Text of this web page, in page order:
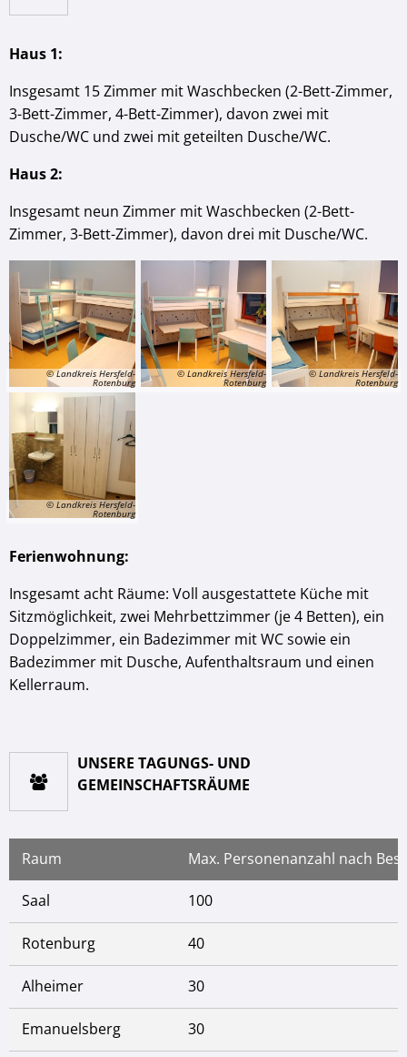
Haus 1:
Insgesamt 15 Zimmer mit Waschbecken (2-Bett-Zimmer,
3-Bett-Zimmer, 4-Bett-Zimmer), davon zwei mit
Dusche/WC und zwei mit geteilten Dusche/WC.
Haus 2:
Insgesamt neun Zimmer mit Waschbecken (2-Bett-
Zimmer, 3-Bett-Zimmer), davon drei mit Dusche/WC.
© Landkreis Hersfeld-
Rotenburg
© Landkreis Hersfeld-
Rotenburg
© Landkreis Hersfeld-
Rotenburg
© Landkreis Hersfeld-
Rotenburg
Ferienwohnung:
Insgesamt acht Räume: Voll ausgestattete Küche mit
Sitzmöglichkeit, zwei Mehrbettzimmer (je 4 Betten), ein
Doppelzimmer, ein Badezimmer mit WC sowie ein
Badezimmer mit Dusche, Aufenthaltsraum und einen
Kellerraum.
UNSERE TAGUNGS- UND
GEMEINSCHAFTSRÄUME
Raum Max. Personenanzahl nach
Saal 100
Rotenburg 40
Alheimer 30
Emanuelsberg 30